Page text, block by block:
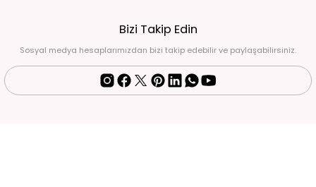
Bizi Takip Edin
Sosyal medya hesaplarımızdan bizi takip edebilir ve paylaşabilirsiniz.